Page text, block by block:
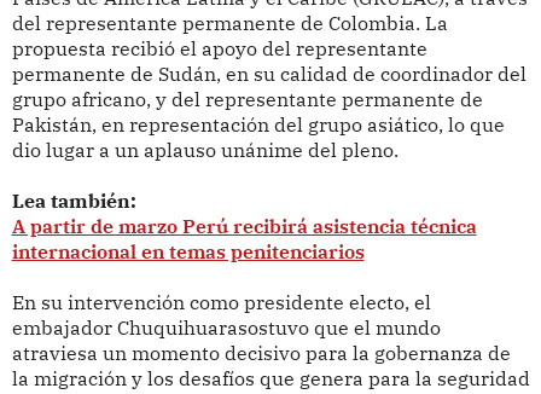
del representante permanente de Colombia. La
propuesta recibió el apoyo del representante
permanente de Sudán, en su calidad de coordinador del
grupo africano, y del representante permanente de
Pakistán, en representación del grupo asiático, lo que
dio lugar a un aplauso unánime del pleno.
Lea también:
A partir de marzo Perú recibirá asistencia técnica
internacional en temas penitenciarios
En su intervención como presidente electo, el
embajador Chuquihuarasostuvo que el mundo
atraviesa un momento decisivo para la gobernanza de
la migración y los desafíos que genera para la seguridad